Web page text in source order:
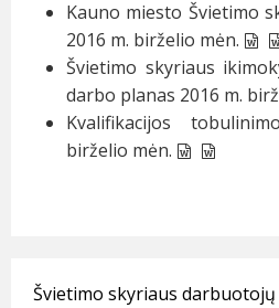
Kauno miesto Švietimo
2016 m. birželio mėn.
Švietimo skyriaus
darbo planas 2016 m.
Kvalifikacijos
birželio mėn.
Švietimo skyriaus